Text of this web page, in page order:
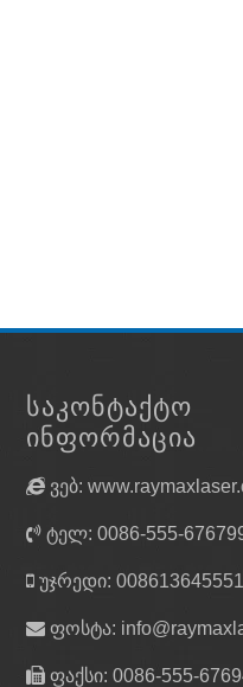
ᲡᲐᲙᲝᲜᲢᲐᲥᲢᲝ
ᲘᲜᲤᲝᲠᲛᲐᲪᲘᲐ
ვებ:
ტელ: 0086-555-
უჯრედი:
ფოსტა:
ფაქსი: 0086-555-